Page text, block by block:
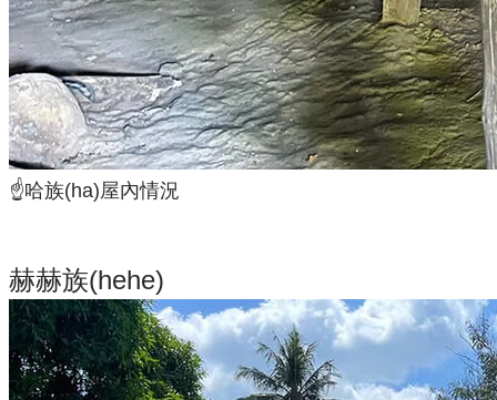
☝️哈族(ha)屋內情況
赫赫族(hehe)